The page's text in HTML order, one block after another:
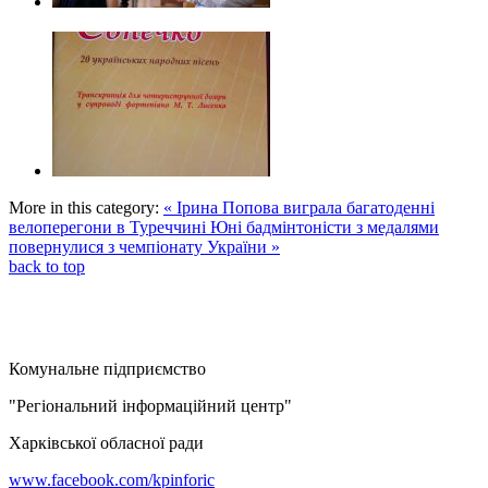
More in this category: « Ірина Попова виграла багатоденні
велоперегони в Туреччині Юні бадмінтоністи з медалями
повернулися з чемпіонату України »
back to top
Комунальне підприємство
"Регіональний інформаційний центр"
Харківської обласної ради
www.facebook.com/kpinforic